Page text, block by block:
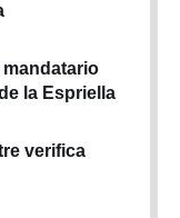
mandatario
la Espriella
verifica